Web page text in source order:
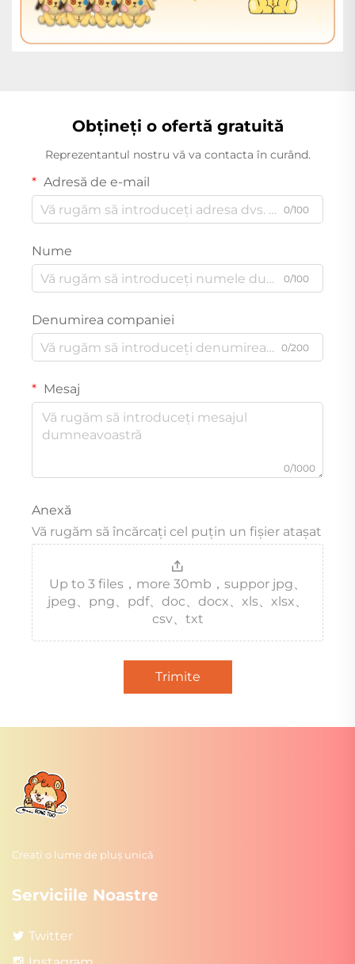
Obțineți o ofertă gratuită
Reprezentantul nostru vă va contacta în curând.
Adresă de e-mail
0/100
Nume
0/100
Denumirea companiei
0/200
Mesaj
0/1000
Anexă
Vă rugăm să încărcați cel puțin un fișier atașat
Up to 3 files，more 30mb，suppor jpg、
jpeg、png、pdf、doc、docx、xls、xlsx、
csv、txt
Trimite
Creați o lume de pluș unică
Serviciile Noastre
Twitter